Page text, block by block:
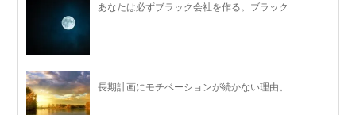
あなたは必ずブラック会社を作る。ブラック…
長期計画にモチベーションが続かない理由。…